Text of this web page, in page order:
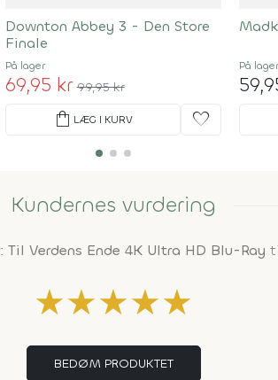
Downton Abbey 3 - Den Store
Finale
På lager
69,95 kr 99,95 kr
shopping_bag LÆG I KURV favorite
På
Kundernes vurdering
Verdens Ende 4K Ultra HD Blu-Ray
★★★★★
BEDØM PRODUKTET